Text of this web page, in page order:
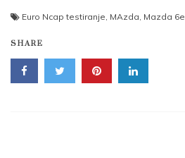
Euro Ncap testiranje, MAzda, Mazda 6e
SHARE